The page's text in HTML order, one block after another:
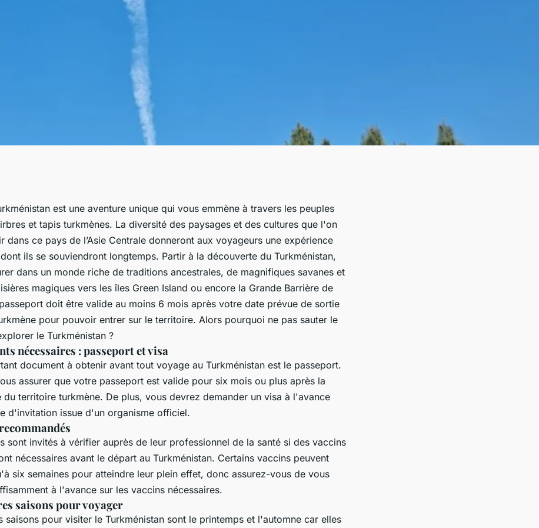
magique à
tapis et
est une aventure unique qui vous emmène à travers les peuples
et tapis turkmènes. La diversité des paysages et des cultures que l'on
dans ce pays de l’Asie Centrale donneront aux voyageurs une expérience
ils se souviendront longtemps. Partir à la découverte du Turkménistan,
dans un monde riche de traditions ancestrales, de magnifiques savanes et
magiques vers les îles Green Island ou encore la Grande Barrière de
doit être valide au moins 6 mois après votre date prévue de sortie
pour pouvoir entrer sur le territoire. Alors pourquoi ne pas sauter le
le Turkménistan ?
nécessaires : passeport et visa
document à obtenir avant tout voyage au Turkménistan est le passeport.
assurer que votre passeport est valide pour six mois ou plus après la
du territoire turkmène. De plus, vous devrez demander un visa à l'avance
d'invitation issue d'un organisme officiel.
sont invités à vérifier auprès de leur professionnel de la santé si des vaccins
nécessaires avant le départ au Turkménistan. Certains vaccins peuvent
six semaines pour atteindre leur plein effet, donc assurez-vous de vous
à l'avance sur les vaccins nécessaires.
saisons pour voyager
saisons pour visiter le Turkménistan sont le printemps et l'automne car elles